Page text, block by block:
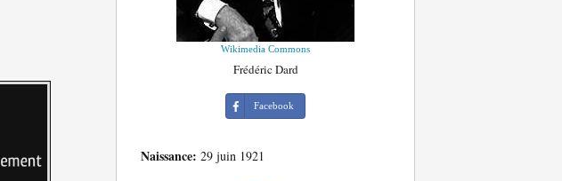
Wikimedia Commons
Frédéric Dard
Facebook
Naissance: 29 juin 1921